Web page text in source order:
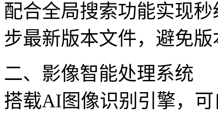
配合全局搜索功能实现
步最新版本文件，避免
二、影像智能处理系统
搭载AI图像识别引擎，